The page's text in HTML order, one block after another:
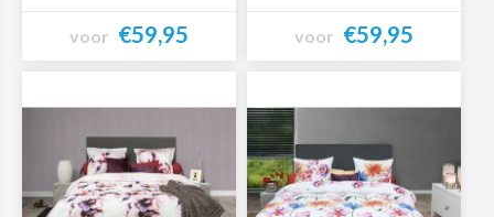
voor €59,95 voor €59,95